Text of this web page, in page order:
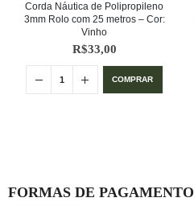
Corda Náutica de Polipropileno
3mm Rolo com 25 metros – Cor:
Vinho
R$33,00
COMPRAR
FORMAS DE PAGAMENTO